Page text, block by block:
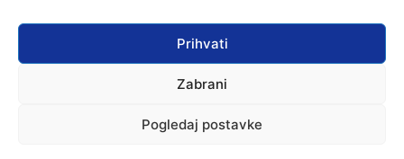
Prihvati
Zabrani
Pogledaj postavke
7 kolovoza, 2026
Aktualno
plovidba na Dunavu